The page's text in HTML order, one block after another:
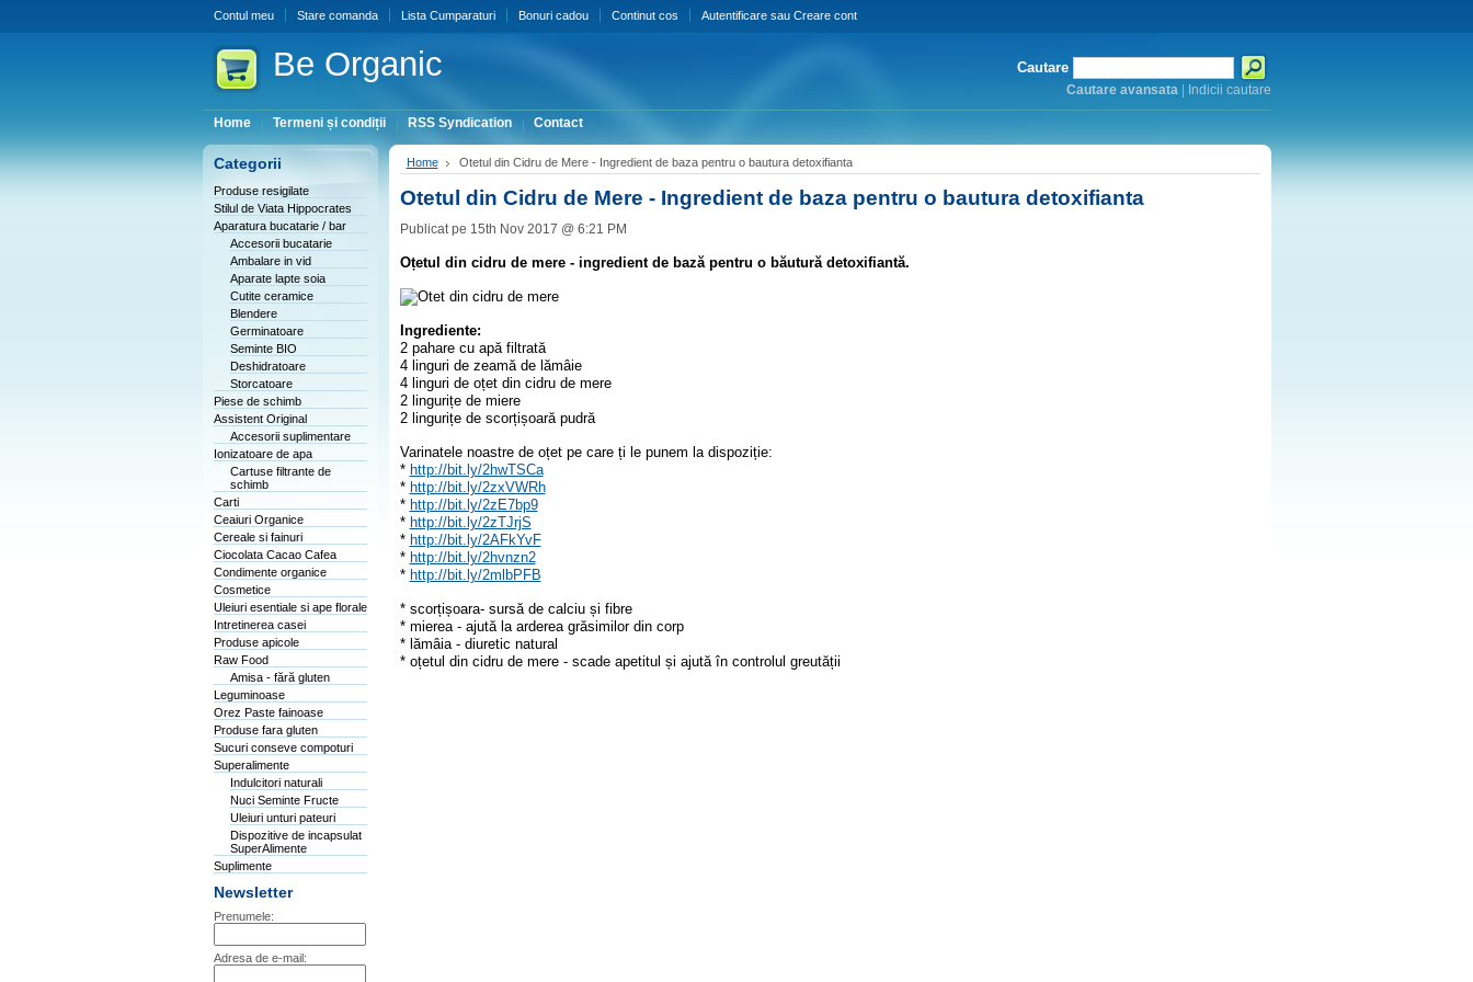
Contul meu Stare comanda Lista Cumparaturi Bonuri cadou Continut cos Autentificaresau Creare cont
Be Organic Cautare
Cautare avansata Indicii cautare
Home Termeni și condiții RSS Syndication Contact
Categorii
Produse resigilate
Stilul de Viata Hippocrates
Aparatura bucatarie / bar
Accesorii bucatarie
Ambalare in vid
Aparate lapte soia
Cutite ceramice
Blendere
Germinatoare
Seminte BIO
Deshidratoare
Storcatoare
Piese de schimb
Assistent Original
Accesorii suplimentare
Ionizatoare de apa
Cartuse filtrante de
schimb
Carti
Ceaiuri Organice
Cereale si fainuri
Ciocolata Cacao Cafea
Condimente organice
Cosmetice
Uleiuri esentiale si ape florale
Intretinerea casei
Produse apicole
Raw Food
Amisa - fără gluten
Leguminoase
Orez Paste fainoase
Produse fara gluten
Sucuri conseve compoturi
Superalimente
Indulcitori naturali
Nuci Seminte Fructe
Uleiuri unturi pateuri
Dispozitive de incapsulat
SuperAlimente
Suplimente
Newsletter
Prenumele:
Adresa de e-mail:
Home Otetul din Cidru de Mere - Ingredient de baza pentru o bautura detoxifianta
Otetul din Cidru de Mere - Ingredient de baza pentru o bautura detoxifianta
Publicat pe 15th Nov 2017 @ 6:21 PM
Oțetul din cidru de mere - ingredient de bază pentru o băutură detoxifiantă.
Ingrediente:
2 pahare cu apă filtrată
4 linguri de zeamă de lămâie
4 linguri de oțet din cidru de mere
2 lingurițe de miere
2 lingurițe de scorțișoară pudră
Varinatele noastre de oțet pe care ți le punem la dispoziție:
* http://bit.ly/2hwTSCa
* http://bit.ly/2zxVWRh
* http://bit.ly/2zE7bp9
* http://bit.ly/2zTJrjS
* http://bit.ly/2AFkYvF
* http://bit.ly/2hvnzn2
* http://bit.ly/2mlbPFB
* scorțișoara- sursă de calciu și fibre
* mierea - ajută la arderea grăsimilor din corp
* lămâia - diuretic natural
* oțetul din cidru de mere - scade apetitul și ajută în controlul greutății